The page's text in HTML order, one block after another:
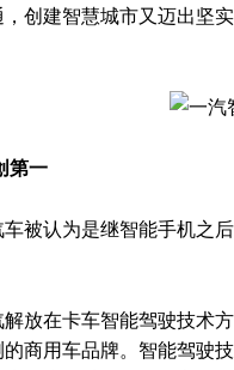
创建智慧城市又迈出坚
第一
认为是继智能手机之
在卡车智能驾驶技术
商用车品牌。智能驾驶